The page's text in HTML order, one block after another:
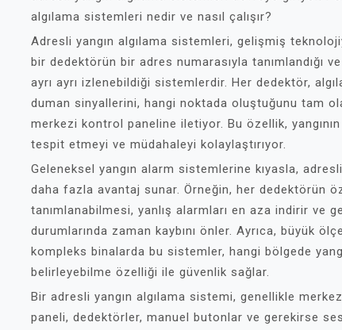
algılama sistemleri nedir ve nasıl çalışır?
Adresli yangın algılama sistemleri, gelişmiş
bir dedektörün bir adres numarasıyla tanımlandığı
ayrı ayrı izlenebildiği sistemlerdir. Her dedektör,
duman sinyallerini, hangi noktada oluştuğunu tam
merkezi kontrol paneline iletiyor. Bu özellik, yangının
tespit etmeyi ve müdahaleyi kolaylaştırıyor.
Geleneksel yangın alarm sistemlerine kıyasla,
daha fazla avantaj sunar. Örneğin, her dedektörün
tanımlanabilmesi, yanlış alarmları en aza indirir ve
durumlarında zaman kaybını önler. Ayrıca, büyük
kompleks binalarda bu sistemler, hangi bölgede
belirleyebilme özelliği ile güvenlik sağlar.
Bir adresli yangın algılama sistemi, genellikle
paneli, dedektörler, manuel butonlar ve gerekirse